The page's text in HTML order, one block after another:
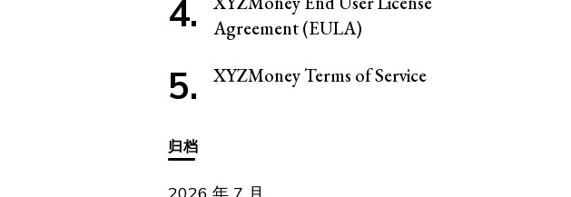
Agreement (EULA)
XYZMoney Terms of Service
归档